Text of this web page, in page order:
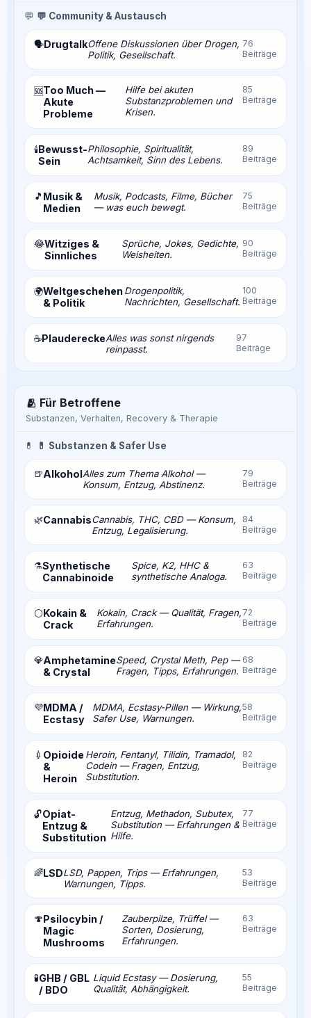
💬 💬 Community & Austausch
🗣️DrugtalkOffene Diskussionen über Drogen,
Politik, Gesellschaft.
76
Beiträge
🆘Too Much —
Akute
Probleme
Hilfe bei akuten
Substanzproblemen und
Krisen.
85
Beiträge
🕯️Bewusst-
Sein
Philosophie, Spiritualität,
Achtsamkeit, Sinn des Lebens.
89
Beiträge
🎵 Musik &
Medien
Musik, Podcasts, Filme, Bücher
— was euch bewegt.
75
Beiträge
😂Witziges &
Sinnliches
Sprüche, Jokes, Gedichte,
Weisheiten.
90
Beiträge
🌍Weltgeschehen
& Politik
Drogenpolitik,
Nachrichten, Gesellschaft.
100
Beiträge
☕PlaudereckeAlles was sonst nirgends
reinpasst.
97
Beiträge
🫂 Für Betroffene
Substanzen, Verhalten, Recovery & Therapie
💊 💊 Substanzen & Safer Use
🍺AlkoholAlles zum Thema Alkohol —
Konsum, Entzug, Abstinenz.
79
Beiträge
🌿CannabisCannabis, THC, CBD — Konsum,
Entzug, Legalisierung.
84
Beiträge
⚗️Synthetische
Cannabinoide
Spice, K2, HHC &
synthetische Analoga.
63
Beiträge
⚪Kokain &
Crack
Kokain, Crack — Qualität, Fragen,
Erfahrungen.
72
Beiträge
💎Amphetamine
& Crystal
Speed, Crystal Meth, Pep —
Fragen, Tipps, Erfahrungen.
68
Beiträge
💜MDMA /
Ecstasy
MDMA, Ecstasy-Pillen — Wirkung,
Safer Use, Warnungen.
58
Beiträge
💉 Opioide
&
Heroin
Heroin, Fentanyl, Tilidin, Tramadol,
Codein — Fragen, Entzug,
Substitution.
82
Beiträge
🔓Opiat-
Entzug &
Substitution
Entzug, Methadon, Subutex,
Substitution — Erfahrungen &
Hilfe.
77
Beiträge
🌈LSDLSD, Pappen, Trips — Erfahrungen,
Warnungen, Tipps.
53
Beiträge
🍄Psilocybin /
Magic
Mushrooms
Zauberpilze, Trüffel —
Sorten, Dosierung,
Erfahrungen.
63
Beiträge
🧪GHB / GBL
/ BDO
Liquid Ecstasy — Dosierung,
Qualität, Abhängigkeit.
55
Beiträge